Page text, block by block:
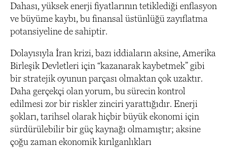
Dahası, yüksek enerji fiyatlarının tetiklediği enflasyon
ve büyüme kaybı, bu finansal üstünlüğü zayıflatma
potansiyeline de sahiptir.
Dolayısıyla İran krizi, bazı iddiaların aksine, Amerika
Birleşik Devletleri için “kazanarak kaybetmek” gibi
bir stratejik oyunun parçası olmaktan çok uzaktır.
Daha gerçekçi olan yorum, bu sürecin kontrol
edilmesi zor bir riskler zinciri yarattığıdır. Enerji
şokları, tarihsel olarak hiçbir büyük ekonomi için
sürdürülebilir bir güç kaynağı olmamıştır; aksine
çoğu zaman ekonomik kırılganlıkları